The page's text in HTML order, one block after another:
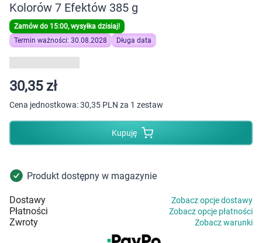
Kobieta w ciąży i mama
Dziecko
Higiena
Kosmetyki
Mężczyzna
Zdrowy styl życia
Zabawki
Kolorów 7 Efektów 385 g
Zamów do 15:00, wysyłka dzisiaj!
Termin ważności: 30.08.2028
Długa data
30,35 zł
Cena jednostkowa:30,35 PLN za 1 zestaw
Kupuję
Produkt dostępny w magazynie
Dostawy Zobacz opcje dostawy
Płatności Zobacz opcje płatności
Zwroty Zobacz warunki